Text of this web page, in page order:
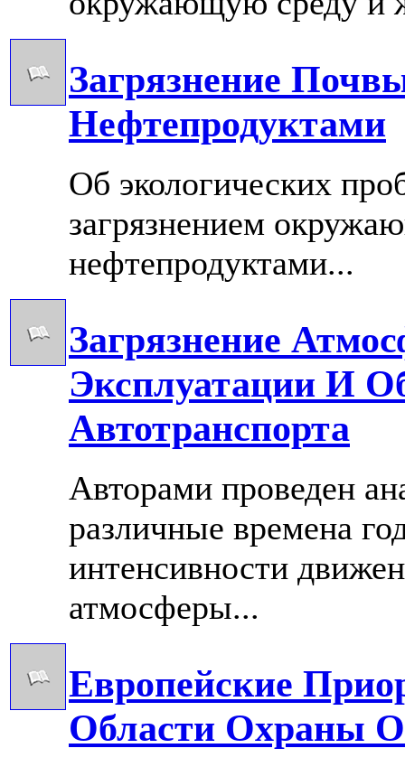
Загрязнение
Нефтепродуктами
Об экологических
загрязнением
нефтепродуктами...
Загрязнение
Эксплуатации И
Автотранспорта
Авторами проведен
различные времена
интенсивности
атмосферы...
Европейские
Области Охраны